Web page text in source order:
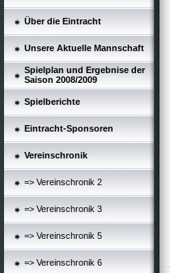
Über die Eintracht
Unsere Aktuelle Mannschaft
Spielplan und Ergebnise der
Saison 2008/2009
Spielberichte
Eintracht-Sponsoren
Vereinschronik
=> Vereinschronik 2
=> Vereinschronik 3
=> Vereinschronik 5
=> Vereinschronik 6